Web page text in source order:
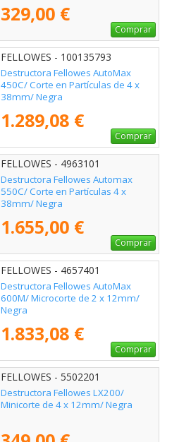
329,00 €
Comprar
FELLOWES - 100135793
Destructora Fellowes AutoMax
450C/ Corte en Partículas de 4 x
38mm/ Negra
1.289,08 €
Comprar
FELLOWES - 4963101
Destructora Fellowes Automax
550C/ Corte en Partículas 4 x
38mm/ Negra
1.655,00 €
Comprar
FELLOWES - 4657401
Destructora Fellowes AutoMax
600M/ Microcorte de 2 x 12mm/
Negra
1.833,08 €
Comprar
FELLOWES - 5502201
Destructora Fellowes LX200/
Minicorte de 4 x 12mm/ Negra